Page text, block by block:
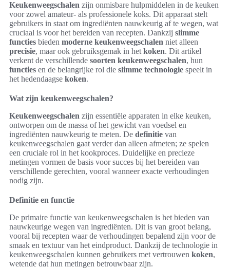
Keukenweegschalen zijn onmisbare hulpmiddelen in de keuken
voor zowel amateur- als professionele koks. Dit apparaat stelt
gebruikers in staat om ingrediënten nauwkeurig af te wegen, wat
cruciaal is voor het bereiden van recepten. Dankzij slimme
functies bieden moderne keukenweegschalen niet alleen
precisie, maar ook gebruiksgemak in het koken. Dit artikel
verkent de verschillende soorten keukenweegschalen, hun
functies en de belangrijke rol die slimme technologie speelt in
het hedendaagse koken.
Wat zijn keukenweegschalen?
Keukenweegschalen zijn essentiële apparaten in elke keuken,
ontworpen om de massa of het gewicht van voedsel en
ingrediënten nauwkeurig te meten. De definitie van
keukenweegschalen gaat verder dan alleen afmeten; ze spelen
een cruciale rol in het kookproces. Duidelijke en precieze
metingen vormen de basis voor succes bij het bereiden van
verschillende gerechten, vooral wanneer exacte verhoudingen
nodig zijn.
Definitie en functie
De primaire functie van keukenweegschalen is het bieden van
nauwkeurige wegen van ingrediënten. Dit is van groot belang,
vooral bij recepten waar de verhoudingen bepalend zijn voor de
smaak en textuur van het eindproduct. Dankzij de technologie in
keukenweegschalen kunnen gebruikers met vertrouwen koken,
wetende dat hun metingen betrouwbaar zijn.